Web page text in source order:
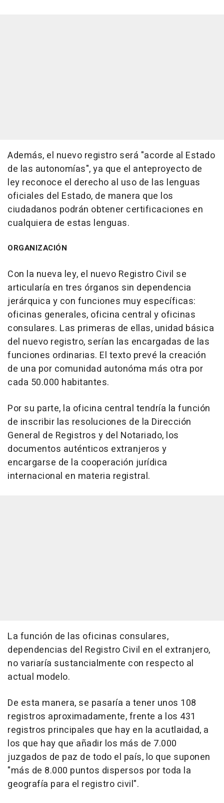
Además, el nuevo registro será "acorde al Estado
de las autonomías", ya que el anteproyecto de
ley reconoce el derecho al uso de las lenguas
oficiales del Estado, de manera que los
ciudadanos podrán obtener certificaciones en
cualquiera de estas lenguas.
ORGANIZACIÓN
Con la nueva ley, el nuevo Registro Civil se
articularía en tres órganos sin dependencia
jerárquica y con funciones muy específicas:
oficinas generales, oficina central y oficinas
consulares. Las primeras de ellas, unidad básica
del nuevo registro, serían las encargadas de las
funciones ordinarias. El texto prevé la creación
de una por comunidad autonóma más otra por
cada 50.000 habitantes.
Por su parte, la oficina central tendría la función
de inscribir las resoluciones de la Dirección
General de Registros y del Notariado, los
documentos auténticos extranjeros y
encargarse de la cooperación jurídica
internacional en materia registral.
La función de las oficinas consulares,
dependencias del Registro Civil en el extranjero,
no variaría sustancialmente con respecto al
actual modelo.
De esta manera, se pasaría a tener unos 108
registros aproximadamente, frente a los 431
registros principales que hay en la acutlaidad, a
los que hay que añadir los más de 7.000
juzgados de paz de todo el país, lo que suponen
"más de 8.000 puntos dispersos por toda la
geografía para el registro civil".